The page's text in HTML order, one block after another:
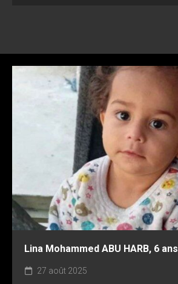
Lina Mohammed ABU HARB, 6 ans
27 août 2025